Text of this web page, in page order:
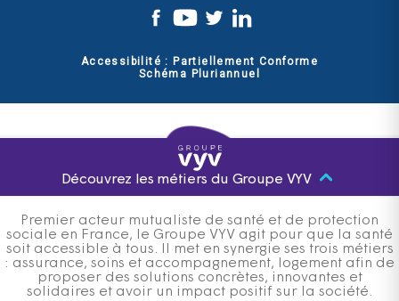
Accessibilité : Partiellement Conforme
Schéma Pluriannuel
Découvrez les métiers du Groupe VYV
Premier acteur mutualiste de santé et de protection
sociale en France, le Groupe VYV agit pour que la santé
soit accessible à tous. Il met en synergie ses trois métiers
: assurance, soins et accompagnement, logement afin de
proposer des solutions concrètes, innovantes et
solidaires et avoir un impact positif sur la société.